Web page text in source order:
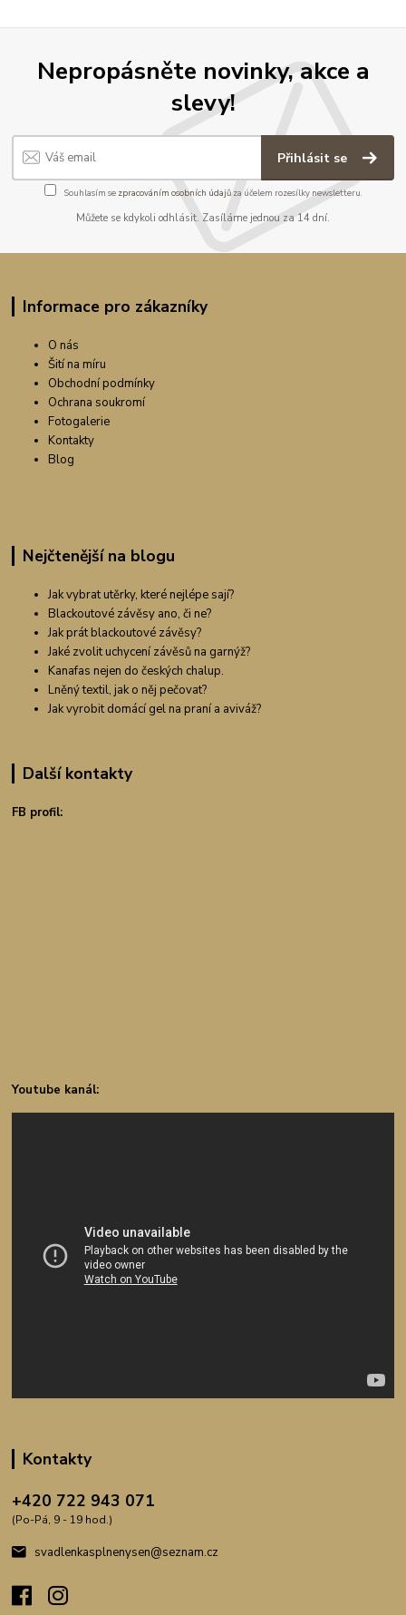
Nepropásněte novinky, akce a
slevy!
Přihlásit se
Souhlasím se zpracováním osobních údajůza účelem rozesílky newsletteru.
Můžete se kdykoli odhlásit. Zasíláme jednou za 14 dní.
Informace pro zákazníky
O nás
Šití na míru
Obchodní podmínky
Ochrana soukromí
Fotogalerie
Kontakty
Blog
Nejčtenější na blogu
Jak vybrat utěrky, které nejlépe sají?
Blackoutové závěsy ano, či ne?
Jak prát blackoutové závěsy?
Jaké zvolit uchycení závěsů na garnýž?
Kanafas nejen do českých chalup.
Lněný textil, jak o něj pečovat?
Jak vyrobit domácí gel na praní a aviváž?
Další kontakty
FB profil:
Youtube kanál:
Kontakty
+420 722 943 071
(Po-Pá, 9 - 19 hod.)
svadlenkasplnenysen@seznam.cz